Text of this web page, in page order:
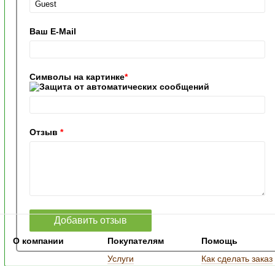
Ваш E-Mail
Символы на картинке*
Отзыв*
О компании
Покупателям
Услуги
Помощь
Как сделать заказ